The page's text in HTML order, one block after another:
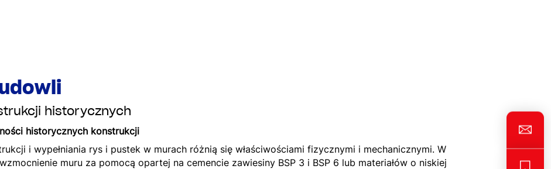
historycznych
historycznych konstrukcji
i wypełniania rys i pustek w murach różnią się właściwościami fizycznymi i mechanicznymi. W
muru za pomocą opartej na cemencie zawiesiny BSP 3 i BSP 6 lub materiałów o niskiej